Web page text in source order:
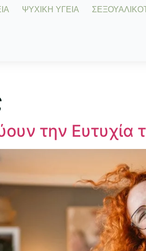
ΨΥΧΙΚΗ ΥΓΕΙΑ
την Ευτυχία